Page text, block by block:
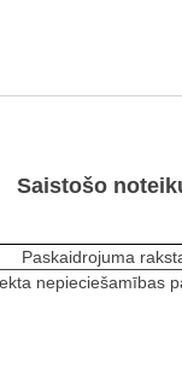
Saistošo
Paskaidrojuma
nepieciešamības